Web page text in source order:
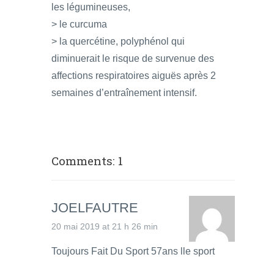
les légumineuses,
> le curcuma
> la quercétine, polyphénol qui
diminuerait le risque de survenue des
affections respiratoires aiguës après 2
semaines d’entraînement intensif.
Comments: 1
JOELFAUTRE
20 mai 2019 at 21 h 26 min
Toujours Fait Du Sport 57ans lle sport